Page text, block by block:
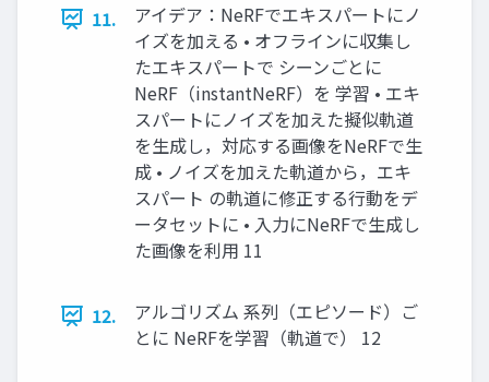
11.
アイデア：NeRFでエキスパートにノ
イズを加える • オフラインに収集し
たエキスパートで シーンごとに
NeRF（instantNeRF）を 学習 • エキ
スパートにノイズを加えた擬似軌道
を生成し，対応する画像をNeRFで生
成 • ノイズを加えた軌道から，エキ
スパート の軌道に修正する行動をデ
ータセットに • 入力にNeRFで生成し
た画像を利用 11
12.
アルゴリズム 系列（エピソード）ご
とに NeRFを学習（軌道で） 12